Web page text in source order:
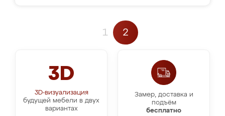
1 2
3D
3D-визуализация
будущей мебели в двух
вариантах
Замер, доставка и
подъём
бесплатно